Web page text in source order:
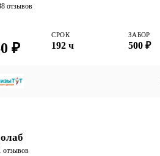
отзывов
₽
СРОК
192 ч
ЗАБОР
500 ₽
отзывов